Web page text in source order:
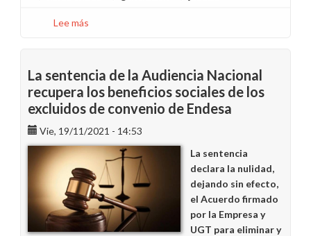
Lee más
reconoce
el
derecho
al
descanso
entre
jornadas
en
Illes
Balears
La sentencia de la Audiencia Nacional
recupera los beneficios sociales de los
excluidos de convenio de Endesa
Vie, 19/11/2021 - 14:53
La sentencia
declara la nulidad,
dejando sin efecto,
el Acuerdo firmado
por la Empresa y
UGT para eliminar y